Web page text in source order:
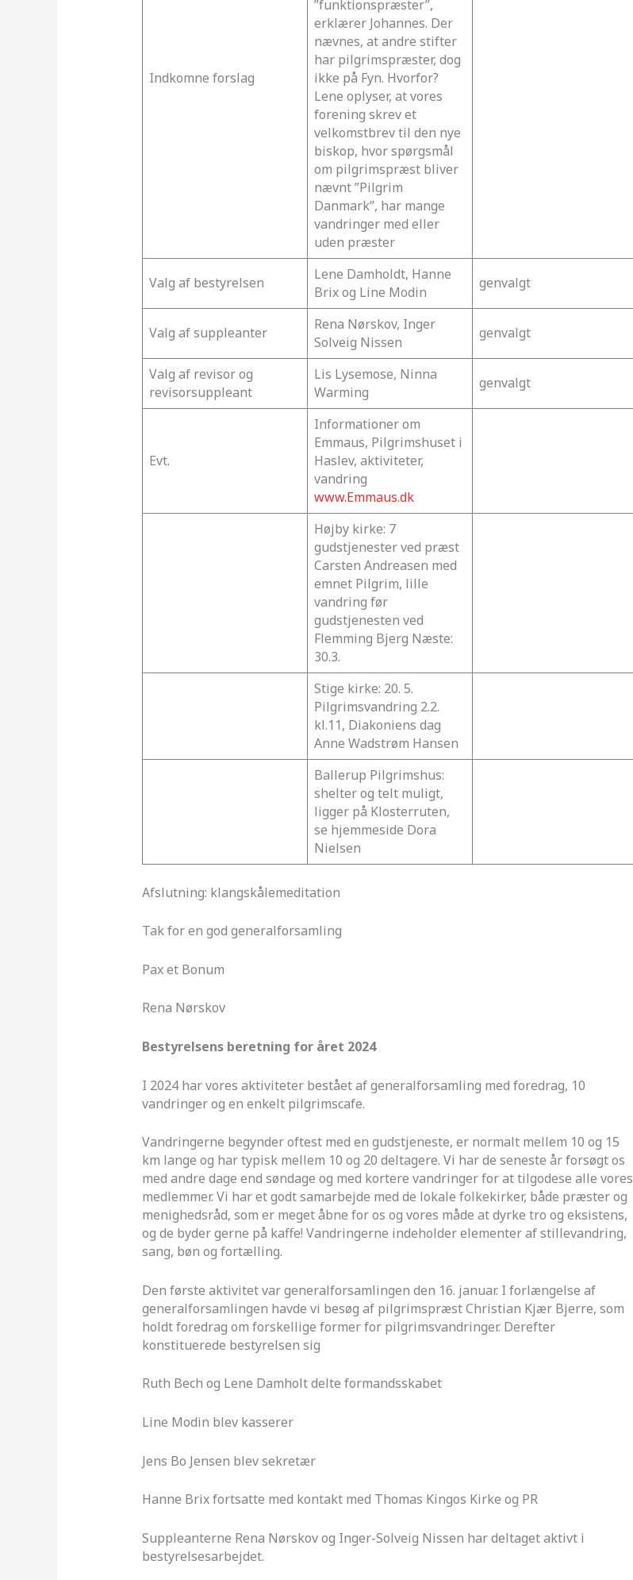
Indkomne forslag
”funktionspræster”,
erklærer Johannes. Der
nævnes, at andre stifter
har pilgrimspræster, dog
ikke på Fyn. Hvorfor?
Lene oplyser, at vores
forening skrev et
velkomstbrev til den nye
biskop, hvor spørgsmål
om pilgrimspræst bliver
nævnt ”Pilgrim
Danmark”, har mange
vandringer med eller
uden præster
Valg af bestyrelsen
Lene Damholdt, Hanne
Brix og Line Modin
genvalgt
Valg af suppleanter
Rena Nørskov, Inger
Solveig Nissen
genvalgt
Valg af revisor og
revisorsuppleant
Lis Lysemose, Ninna
Warming
genvalgt
Evt.
Informationer om
Emmaus, Pilgrimshuset i
Haslev, aktiviteter,
vandring
www.Emmaus.dk
Højby kirke: 7
gudstjenester ved præst
Carsten Andreasen med
emnet Pilgrim, lille
vandring før
gudstjenesten ved
Flemming Bjerg Næste:
30.3.
Stige kirke: 20. 5.
Pilgrimsvandring 2.2.
kl.11, Diakoniens dag
Anne Wadstrøm Hansen
Ballerup Pilgrimshus:
shelter og telt muligt,
ligger på Klosterruten,
se hjemmeside Dora
Nielsen
Afslutning: klangskålemeditation
Tak for en god generalforsamling
Pax et Bonum
Rena Nørskov
Bestyrelsens beretning for året 2024
I 2024 har vores aktiviteter bestået af generalforsamling med foredrag, 10
vandringer og en enkelt pilgrimscafe.
Vandringerne begynder oftest med en gudstjeneste, er normalt mellem 10 og 15
km lange og har typisk mellem 10 og 20 deltagere. Vi har de seneste år forsøgt os
med andre dage end søndage og med kortere vandringer for at tilgodese alle vores
medlemmer. Vi har et godt samarbejde med de lokale folkekirker, både præster og
menighedsråd, som er meget åbne for os og vores måde at dyrke tro og eksistens,
og de byder gerne på kaffe! Vandringerne indeholder elementer af stillevandring,
sang, bøn og fortælling.
Den første aktivitet var generalforsamlingen den 16. januar. I forlængelse af
generalforsamlingen havde vi besøg af pilgrimspræst Christian Kjær Bjerre, som
holdt foredrag om forskellige former for pilgrimsvandringer. Derefter
konstituerede bestyrelsen sig
Ruth Bech og Lene Damholt delte formandsskabet
Line Modin blev kasserer
Jens Bo Jensen blev sekretær
Hanne Brix fortsatte med kontakt med Thomas Kingos Kirke og PR
Suppleanterne Rena Nørskov og Inger-Solveig Nissen har deltaget aktivt i
bestyrelsesarbejdet.